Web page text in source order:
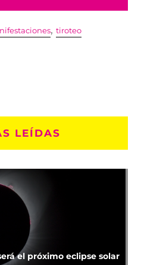
,tiroteo
LEÍDAS
el próximo eclipse solar